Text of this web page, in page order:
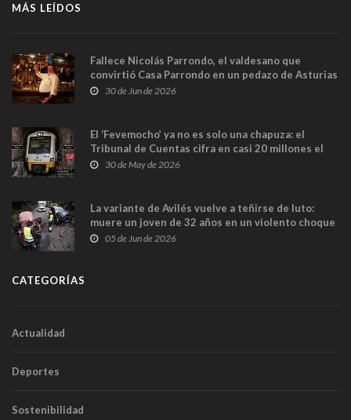
MÁS LEÍDOS
Fallece Nicolás Parrondo, el valdesano que
convirtió Casa Parrondo en un pedazo de Asturias
en Madrid
30 de Jun de 2026
El ‘Fevemocho’ ya no es solo una chapuza: el
Tribunal de Cuentas cifra en casi 20 millones el
sobrecoste de los trenes que no cabían por los
30 de May de 2026
La variante de Avilés vuelve a teñirse de luto:
muere un joven de 32 años en un violento choque
frontal
05 de Jun de 2026
CATEGORÍAS
Actualidad
Deportes
Sostenibilidad